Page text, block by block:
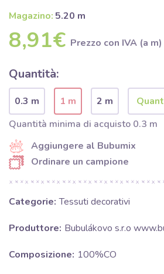
Magazino: 5.20 m
8,91€ Prezzo con IVA (a m)
Quantità:
0.3 m 1 m
2 m
Quantità minima di acquisto 0.3 m
Aggiungere al Bubumix
Ordinare un campione
Categorie: Tessuti decorativi
Produttore: Bubulákovo s.r.o
Composizione: 100%CO